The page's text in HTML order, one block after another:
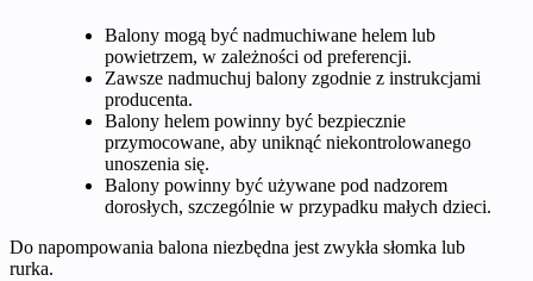
Balony mogą być nadmuchiwane helem lub
powietrzem, w zależności od preferencji.
Zawsze nadmuchuj balony zgodnie z instrukcjami
producenta.
Balony helem powinny być bezpiecznie
przymocowane, aby uniknąć niekontrolowanego
unoszenia się.
Balony powinny być używane pod nadzorem
dorosłych, szczególnie w przypadku małych dzieci.
Do napompowania balona niezbędna jest zwykła słomka lub
rurka.